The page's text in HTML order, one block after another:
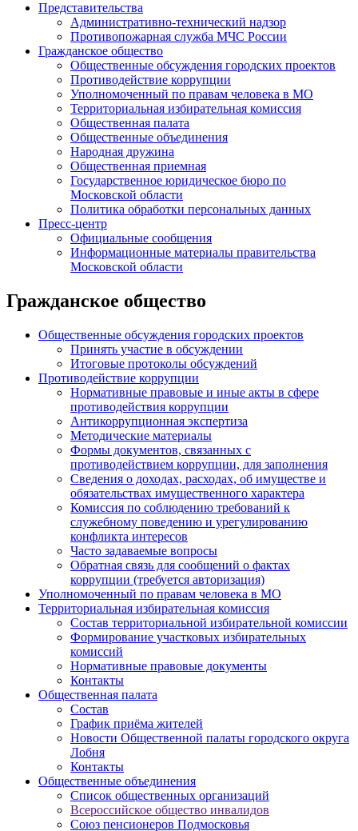
Представительства
Административно-технический надзор
Противопожарная служба МЧС России
Гражданское общество
Общественные обсуждения городских проектов
Противодействие коррупции
Уполномоченный по правам человека в МО
Территориальная избирательная комиссия
Общественная палата
Общественные объединения
Народная дружина
Общественная приемная
Государственное юридическое бюро по
Московской области
Политика обработки персональных данных
Пресс-центр
Официальные сообщения
Информационные материалы правительства
Московской области
Гражданское общество
Общественные обсуждения городских проектов
Принять участие в обсуждении
Итоговые протоколы обсуждений
Противодействие коррупции
Нормативные правовые и иные акты в сфере
противодействия коррупции
Антикоррупционная экспертиза
Методические материалы
Формы документов, связанных с
противодействием коррупции, для заполнения
Сведения о доходах, расходах, об имуществе и
обязательствах имущественного характера
Комиссия по соблюдению требований к
служебному поведению и урегулированию
конфликта интересов
Часто задаваемые вопросы
Обратная связь для сообщений о фактах
коррупции (требуется авторизация)
Уполномоченный по правам человека в МО
Территориальная избирательная комиссия
Состав территориальной избирательной комиссии
Формирование участковых избирательных
комиссий
Нормативные правовые документы
Контакты
Общественная палата
Состав
График приёма жителей
Новости Общественной палаты городского округа
Лобня
Контакты
Общественные объединения
Cписок общественных организаций
Всероссийское общество инвалидов
Союз пенсионеров Подмосковья